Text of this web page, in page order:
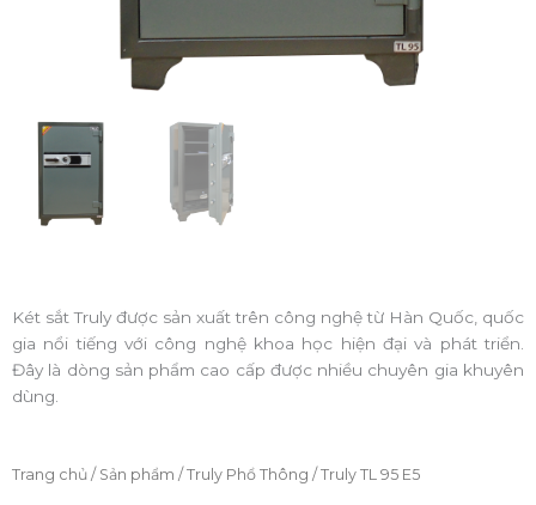
Két sắt Truly được sản xuất trên công nghệ từ Hàn Quốc, quốc
gia nổi tiếng với công nghệ khoa học hiện đại và phát triển.
Đây là dòng sản phẩm cao cấp được nhiều chuyên gia khuyên
dùng.
Trang chủ / Sản phẩm / Truly Phổ Thông / Truly TL 95 E5